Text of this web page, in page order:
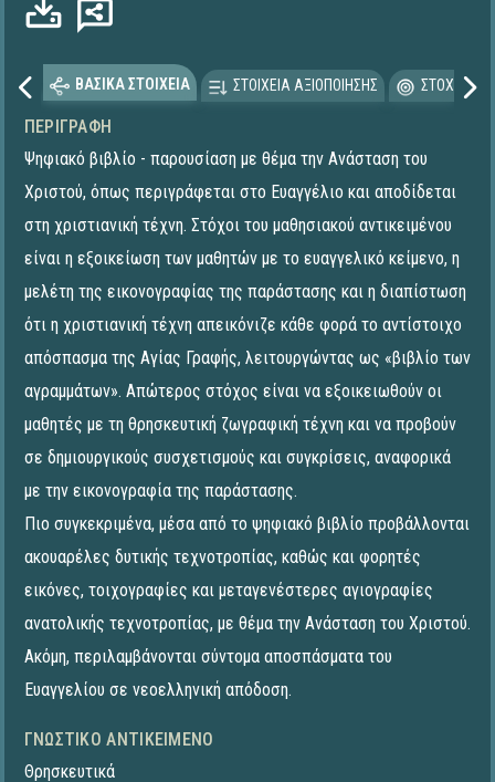
ΒΑΣΙΚΑ ΣΤΟΙΧΕΙΑ ΣΤΟΙΧΕΙΑ ΑΞΙΟΠΟΙΗΣΗΣ
ΠΕΡΙΓΡΑΦΉ
Ψηφιακό βιβλίο - παρουσίαση με θέμα την Ανάσταση του
Χριστού, όπως περιγράφεται στο Ευαγγέλιο και αποδίδεται
στη χριστιανική τέχνη. Στόχοι του μαθησιακού αντικειμένου
είναι η εξοικείωση των μαθητών με το ευαγγελικό κείμενο, η
μελέτη της εικονογραφίας της παράστασης και η διαπίστωση
ότι η χριστιανική τέχνη απεικόνιζε κάθε φορά το αντίστοιχο
απόσπασμα της Αγίας Γραφής, λειτουργώντας ως «βιβλίο των
αγραμμάτων». Απώτερος στόχος είναι να εξοικειωθούν οι
μαθητές με τη θρησκευτική ζωγραφική τέχνη και να προβούν
σε δημιουργικούς συσχετισμούς και συγκρίσεις, αναφορικά
με την εικονογραφία της παράστασης.
Πιο συγκεκριμένα, μέσα από το ψηφιακό βιβλίο προβάλλονται
ακουαρέλες δυτικής τεχνοτροπίας, καθώς και φορητές
εικόνες, τοιχογραφίες και μεταγενέστερες αγιογραφίες
ανατολικής τεχνοτροπίας, με θέμα την Ανάσταση του Χριστού.
Ακόμη, περιλαμβάνονται σύντομα αποσπάσματα του
Ευαγγελίου σε νεοελληνική απόδοση.
ΓΝΩΣΤΙΚΌ ΑΝΤΙΚΕΊΜΕΝΟ
Θρησκευτικά